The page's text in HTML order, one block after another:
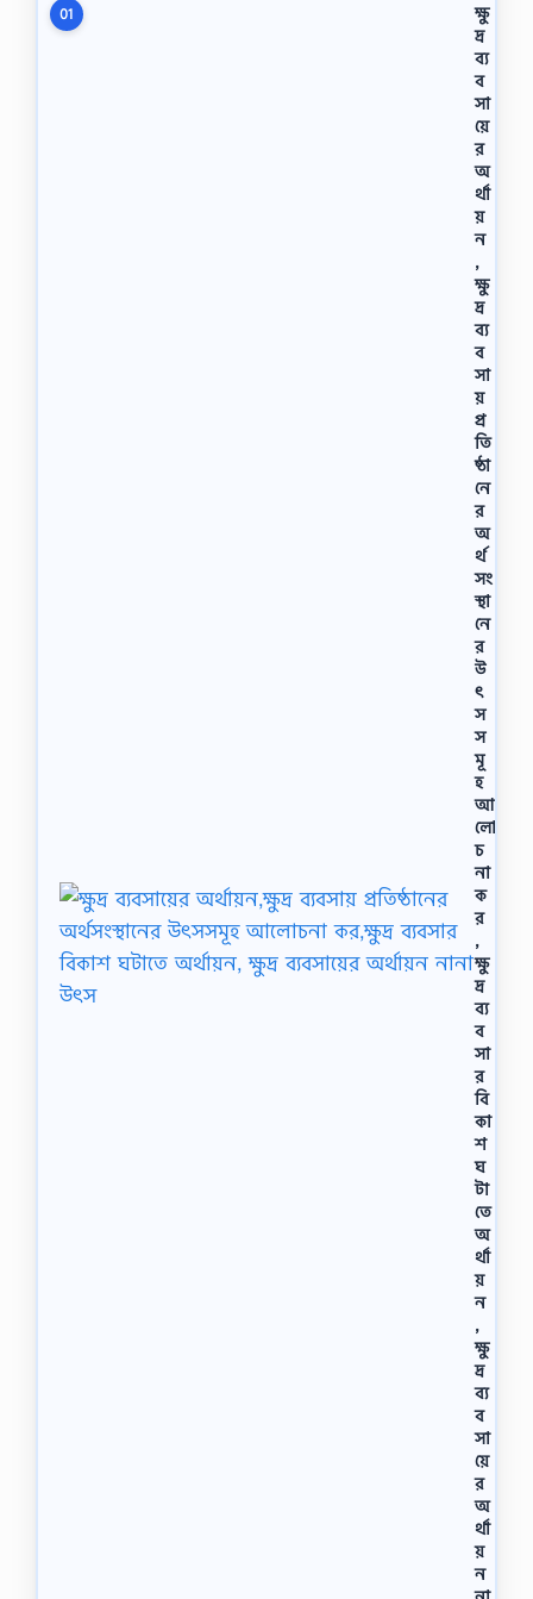
01
ক্ষু
দ্র
ব্য
ব
সা
য়ে
র
অ
র্থা
য়
ন
,
ক্ষু
দ্র
ব্য
ব
সা
য়
প্র
তি
ষ্ঠা
নে
র
অ
র্থ
সং
স্থা
নে
র
উ
ৎ
স
স
মূ
হ
আ
লো
চ
না
ক
র
,
ক্ষু
দ্র
ব্য
ব
সা
র
বি
কা
শ
ঘ
টা
তে
অ
র্থা
য়
ন
,
ক্ষু
দ্র
ব্য
ব
সা
য়ে
র
অ
র্থা
য়
ন